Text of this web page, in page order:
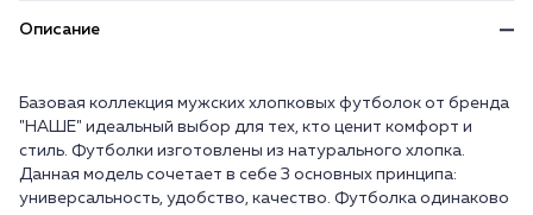
Описание
Базовая коллекция мужских хлопковых футболок от бренда
"НАШЕ" идеальный выбор для тех, кто ценит комфорт и
стиль. Футболки изготовлены из натурального хлопка.
Данная модель сочетает в себе 3 основных принципа:
универсальность, удобство, качество. Футболка одинаково